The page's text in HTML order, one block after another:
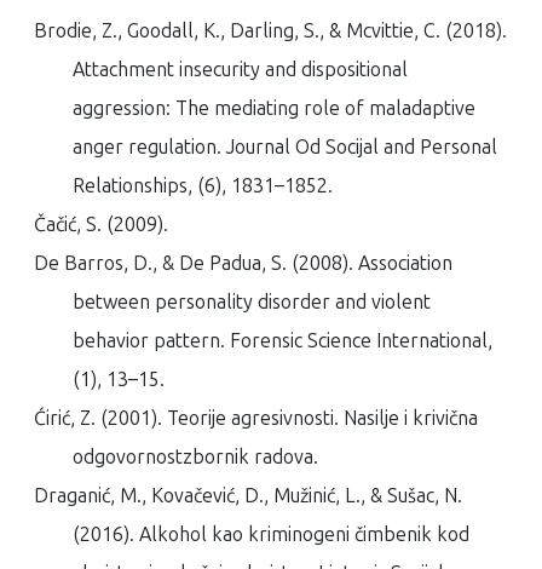
Brodie, Z., Goodall, K., Darling, S., & Mcvittie, C. (2018).
Attachment insecurity and dispositional
aggression: The mediating role of maladaptive
anger regulation.Journal Od Socijal and Personal
Relationships, (6), 1831–1852.
Čačić, S. (2009).
De Barros, D., & De Padua, S. (2008). Association
between personality disorder and violent
behavior pattern. Forensic Science International,
(1), 13–15.
Ćirić, Z. (2001). Teorije agresivnosti. Nasilje i krivična
odgovornostzbornik radova.
Draganić, M., Kovačević, D., Mužinić, L., & Sušac, N.
(2016). Alkohol kao kriminogeni čimbenik kod